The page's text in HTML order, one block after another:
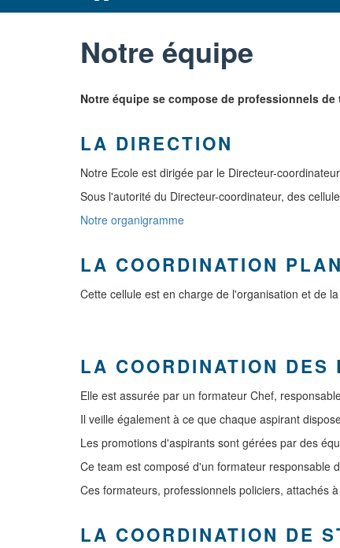
Notre équipe
Notre équipe se compose de professionnels
LA DIRECTION
Notre Ecole est dirigée par le Directeur-
Sous l'autorité du Directeur-coordinateur, des
Notre organigramme
LA COORDINATION
Cette cellule est en charge de l'organisation et de
LA COORDINATION DES
Elle est assurée par un formateur Chef,
Il veille également à ce que chaque aspirant
Les promotions d'aspirants sont gérées par des
Ce team est composé d'un formateur responsable
Ces formateurs, professionnels policiers, attachés
LA COORDINATION DE